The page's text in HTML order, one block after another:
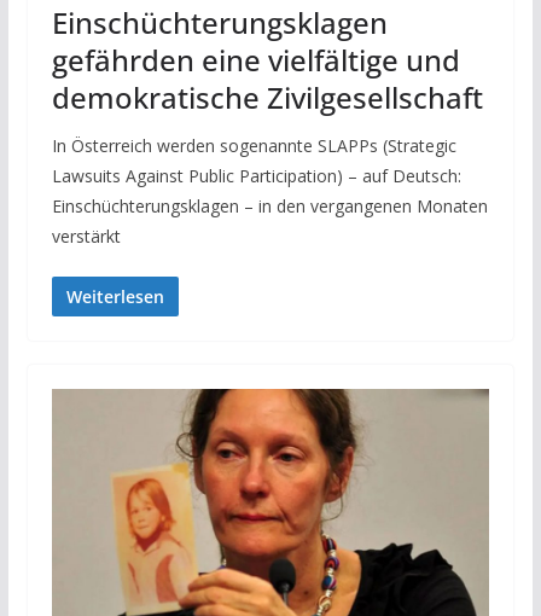
Einschüchterungsklagen
gefährden eine vielfältige und
demokratische Zivilgesellschaft
In Österreich werden sogenannte SLAPPs (Strategic
Lawsuits Against Public Participation) – auf Deutsch:
Einschüchterungsklagen – in den vergangenen Monaten
verstärkt
Weiterlesen